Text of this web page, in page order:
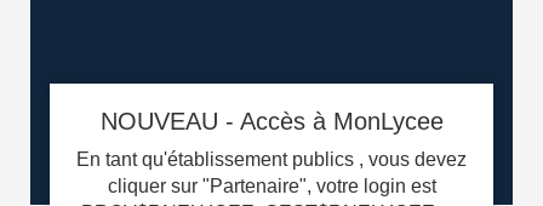
NOUVEAU - Accès à MonLycee
En tant qu'établissement publics , vous devez
cliquer sur "Partenaire", votre login est